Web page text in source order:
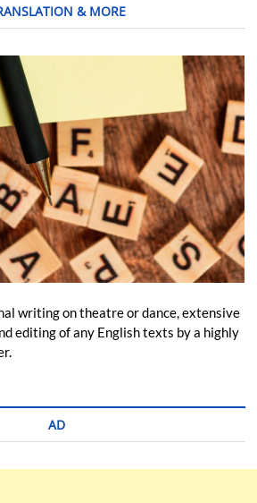
& MORE
writing on theatre or dance, extensive
editing of any English texts by a highly
AD